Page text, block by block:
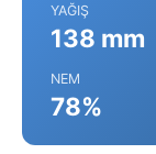
YAĞIŞ
138 mm
NEM
78%